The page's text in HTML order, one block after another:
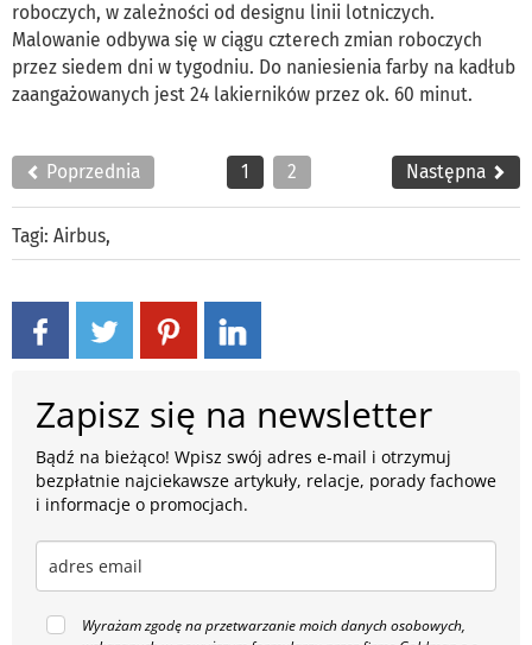
roboczych, w zależności od designu linii lotniczych.
Malowanie odbywa się w ciągu czterech zmian roboczych
przez siedem dni w tygodniu. Do naniesienia farby na kadłub
zaangażowanych jest 24 lakierników przez ok. 60 minut.
Poprzednia 1 2 Następna
Tagi: Airbus,
Zapisz się na newsletter
Bądź na bieżąco! Wpisz swój adres e-mail i otrzymuj
bezpłatnie najciekawsze artykuły, relacje, porady fachowe
i informacje o promocjach.
Wyrażam zgodę na przetwarzanie moich danych osobowych,